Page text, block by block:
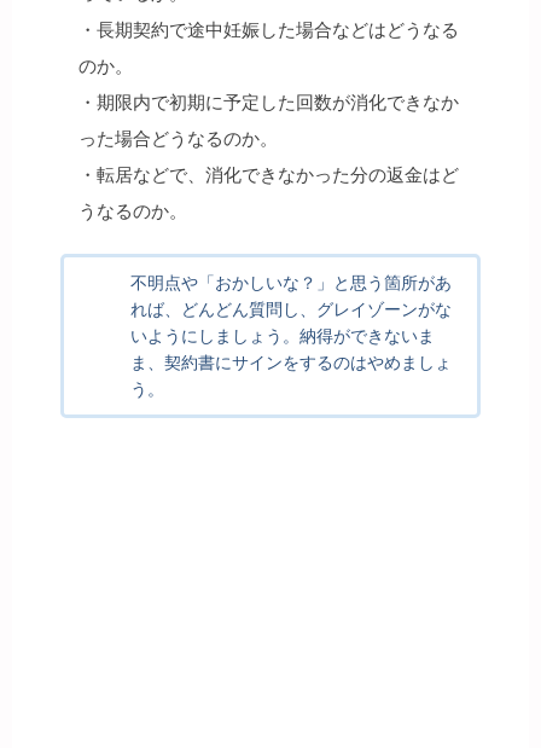
・長期契約で途中妊娠した場合などはどうなる
のか。
・期限内で初期に予定した回数が消化できなか
った場合どうなるのか。
・転居などで、消化できなかった分の返金はど
うなるのか。
不明点や「おかしいな？」と思う箇所があ
れば、どんどん質問し、グレイゾーンがな
いようにしましょう。納得ができないま
ま、契約書にサインをするのはやめましょ
う。